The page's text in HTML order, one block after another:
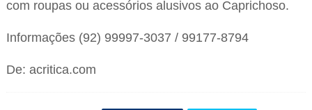
com roupas ou acessórios alusivos ao Caprichoso.
Informações (92) 99997-3037 / 99177-8794
De: acritica.com